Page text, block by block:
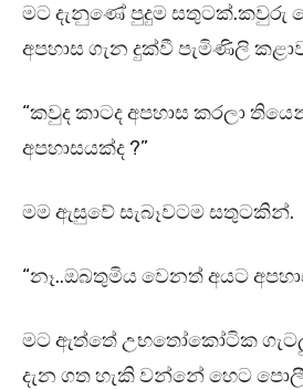
මට දැනුණේ පුදුම සතුටක්.කවුරු
අපහාස ගැන දුක්වී පැමිණිලි
“කවුද කාටද අපහාස කරලා
අපහාසයක්ද ?”
මම ඇසුවේ සැබෑවටම සතුටකින්.
“නෑ..ඔබතුමිය වෙනත් අයට
මට ඇත්තේ උභතෝකෝටික
දැන ගත හැකි වන්නේ හෙට